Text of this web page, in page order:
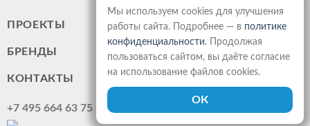
ПРОЕКТЫ
БРЕНДЫ
КОНТАКТЫ
+7 495 664 63 75
Мы используем cookies для улучшения
работы сайта. Подробнее — в политике
конфиденциальности. Продолжая
пользоваться сайтом, вы даёте согласие
на использование файлов cookies.